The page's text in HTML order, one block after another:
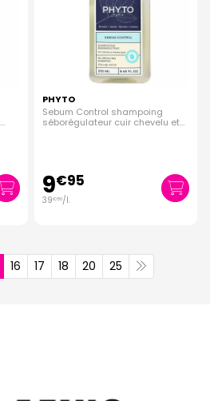
PHYTO
Sebum Control shampoing
séborégulateur cuir chevelu et
9€95
39€80/l.
16 17 18 20 25